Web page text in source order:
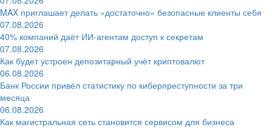
MAX приглашает делать «достаточно» безопасные клиенты себя
07.08.2026
40% компаний даёт ИИ‑агентам доступ к секретам
07.08.2026
Как будет устроен депозитарный учёт криптовалют
06.08.2026
Банк России привёл статистику по киберпреступности за три
месяца
06.08.2026
Как магистральная сеть становится сервисом для бизнеса